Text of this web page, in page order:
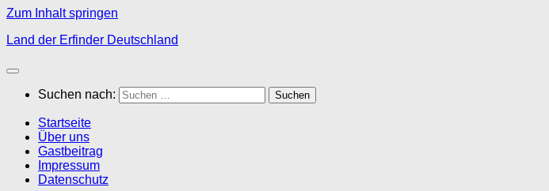
Zum Inhalt springen
Land der Erfinder Deutschland
Suchen nach:
Startseite
Über uns
Gastbeitrag
Impressum
Datenschutz